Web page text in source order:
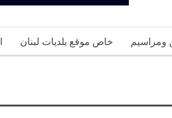
ومراسيم خاص موقع بلديات لبنان